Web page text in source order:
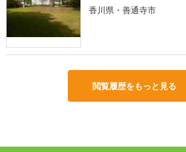
香川県・善通寺市
閲覧履歴をもっと見る